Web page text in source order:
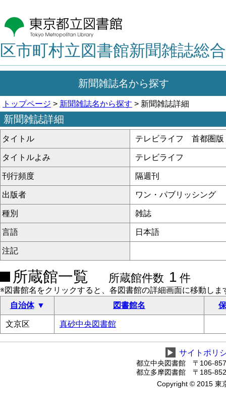
区市町村立図書館新聞雑誌総
新聞雑誌名から探す
トップページ > 新聞雑誌名から探す > 新聞雑誌詳細
新聞雑誌詳細
タイトル テレビライフ 首都圏版
タイトルよみ テレビライフ
刊行頻度 隔週刊
出版者 ワン・パブリッシング
種別 雑誌
言語 日本語
注記
所蔵館一覧 所蔵館件数 1 件
※図書館名をクリックすると、各図書館の詳細画面に移動しま
自治体
図書館名
文京区 真砂中央図書館
▶ サイトポリ
都立中央図書館 〒106-
都立多摩図書館 〒185-
Copyright © 2015 東